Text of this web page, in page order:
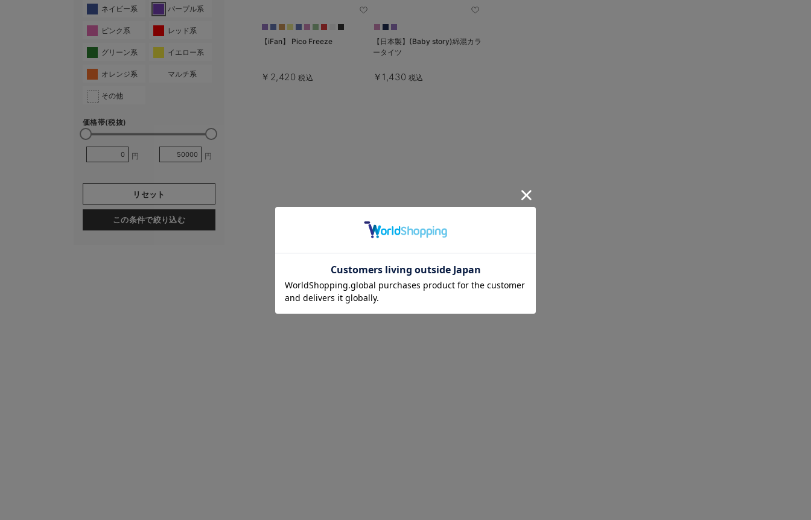
ネイビー系 パープル系
ピンク系 レッド系
グリーン系 イエロー系
オレンジ系 マルチ系
その他
価格帯(税抜)
円 円
リセット
この条件で絞り込む
【iFan】 Pico Freeze
￥2,420 税込
【日本製】(Baby story)綿混カラ
ータイツ
￥1,430 税込
お気に入り商品を確認する